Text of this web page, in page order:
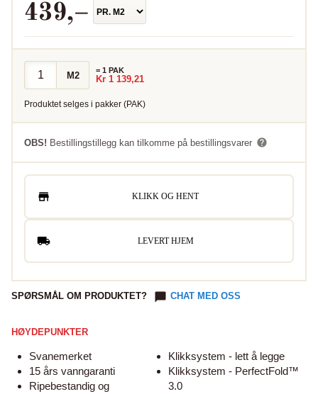
439,–
M2 = 1 PAK
Kr 1 139,21
Produktet selges i pakker (PAK)
OBS! Bestillingstillegg kan tilkomme på bestillingsvarer
KLIKK OG HENT
LEVERT HJEM
SPØRSMÅL OM PRODUKTET? CHAT MED OSS
HØYDEPUNKTER
Svanemerket
15 års vanngaranti
Ripebestandig og
Klikksystem - lett å legge
Klikksystem - PerfectFold™
3.0